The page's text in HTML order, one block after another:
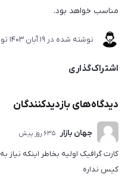
مناسب خواهد بود.
نوشته شده در 19 آبان 1403
اشتراک‌گذاری
دیدگاه‌های بازدیدکنندگان
جهان بازار 635 روز پیش
کارت گرافیک اولیه بخاطر اینکه نیاز
کیس نداره